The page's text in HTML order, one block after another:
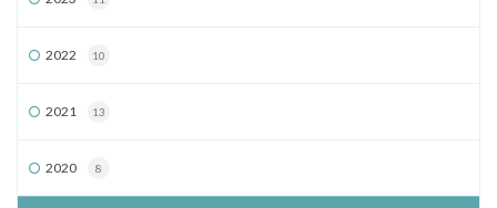
2022 10
2021 13
2020 8